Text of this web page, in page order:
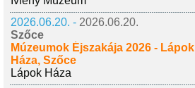
2026.06.20. - 2026.06.20.
Szőce
Múzeumok Éjszakája 2026 - Lápok
Háza, Szőce
Lápok Háza